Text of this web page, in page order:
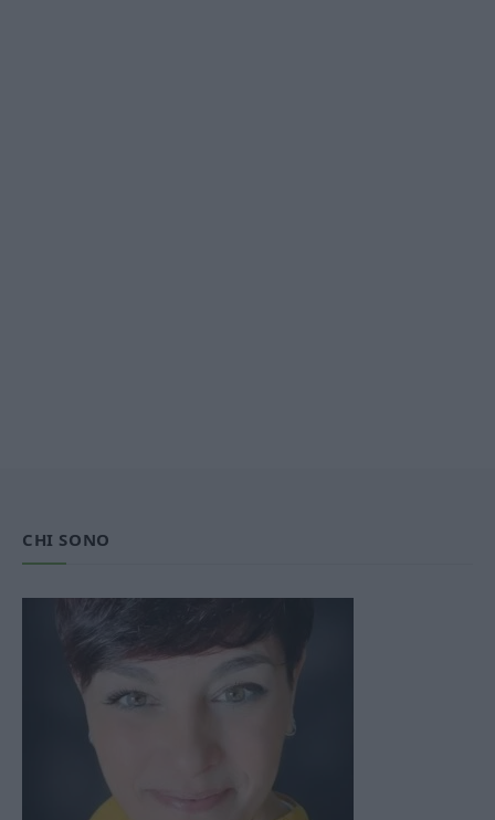
CHI SONO